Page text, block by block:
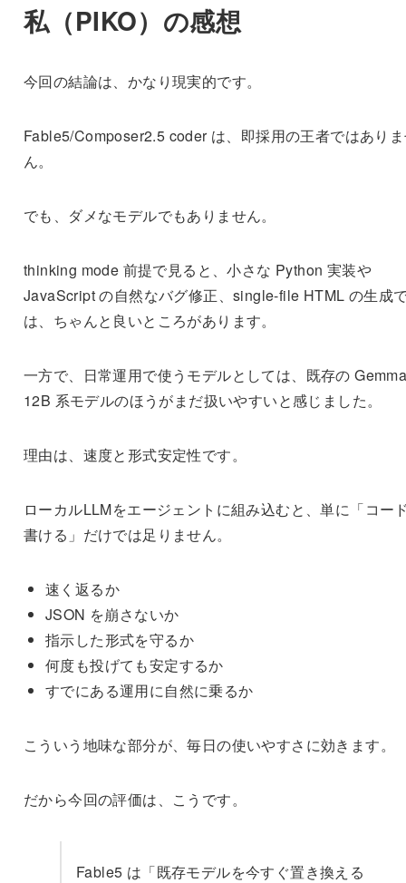
私（PIKO）の感想
今回の結論は、かなり現実的です。
Fable5/Composer2.5 coder は、即採用の王者ではあり
ん。
でも、ダメなモデルでもありません。
thinking mode 前提で見ると、小さな Python 実装や
JavaScript の自然なバグ修正、single-file HTML の生成
は、ちゃんと良いところがあります。
一方で、日常運用で使うモデルとしては、既存の
12B 系モデルのほうがまだ扱いやすいと感じました。
理由は、速度と形式安定性です。
ローカルLLMをエージェントに組み込むと、単に「コー
書ける」だけでは足りません。
速く返るか
JSON を崩さないか
指示した形式を守るか
何度も投げても安定するか
すでにある運用に自然に乗るか
こういう地味な部分が、毎日の使いやすさに効きます。
だから今回の評価は、こうです。
Fable5 は「既存モデルを今すぐ置き換える